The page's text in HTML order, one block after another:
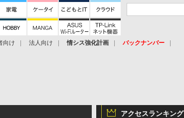
向け 法人向け 情シス強化計画
バックナンバー
アクセスランキング